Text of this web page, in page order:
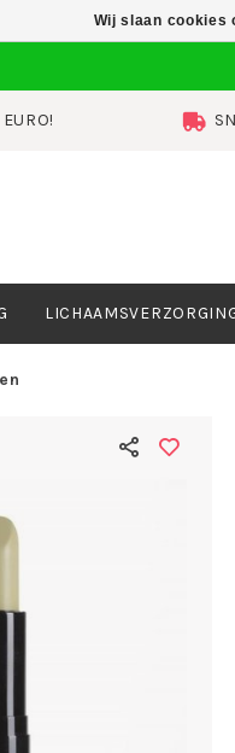
Wij slaan cookies